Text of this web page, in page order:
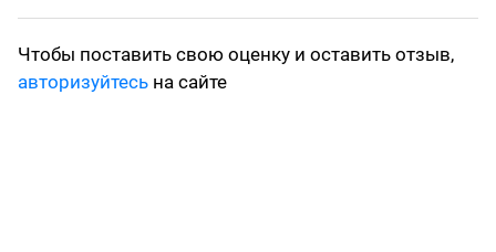
Чтобы поставить свою оценку и оставить отзыв,
авторизуйтесь на сайте